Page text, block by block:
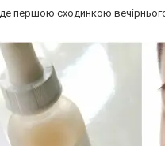
першою сходинкою